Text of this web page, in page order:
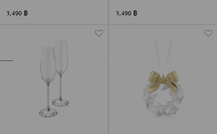
3,490 ฿ 3,490 ฿